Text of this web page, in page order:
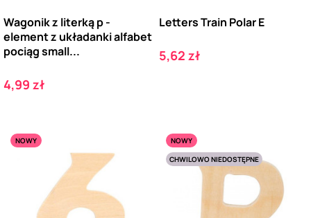
Wagonik z literką p -
element z układanki alfabet
pociąg small...
Cena
4,99 zł
Letters Train Polar E
Cena
5,62 zł
NOWY
NOWY
CHWILOWO NIEDOSTĘPNE